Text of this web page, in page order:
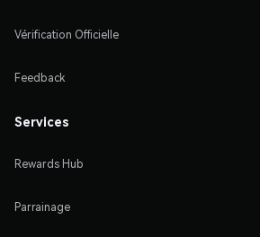
Vérification Officielle
Feedback
Services
Rewards Hub
Parrainage